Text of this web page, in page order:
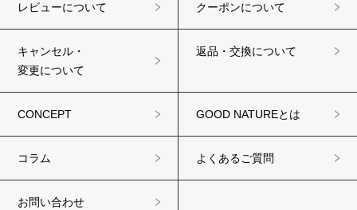
レビューについて クーポンについて
キャンセル・
変更について
返品・交換について
CONCEPT GOOD NATUREとは
コラム よくあるご質問
お問い合わせ